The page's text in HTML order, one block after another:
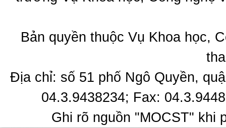
Bản quyền thuộc Vụ Khoa học,
Địa chỉ: số 51 phố Ngô Quyền,
04.3.9438234; Fax:
Ghi rõ nguồn "MOCST" khi